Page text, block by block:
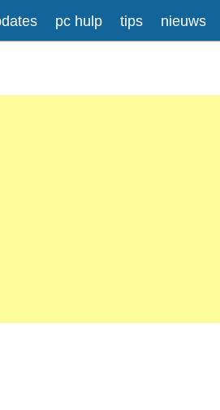
pc hulp tips nieuws
informatie over tekstopmaak
naar links omgezet.